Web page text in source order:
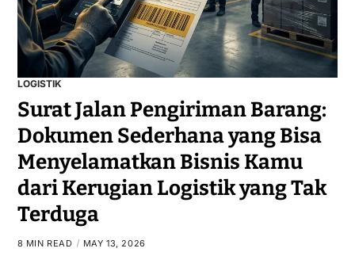
LOGISTIK
Surat Jalan Pengiriman Barang:
Dokumen Sederhana yang Bisa
Menyelamatkan Bisnis Kamu
dari Kerugian Logistik yang Tak
Terduga
8 MIN READ MAY 13, 2026